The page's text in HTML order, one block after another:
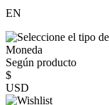
EN
Moneda
Según producto
$
USD